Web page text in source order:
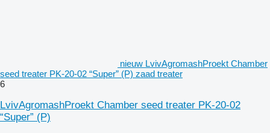
nieuw LvivAgromashProekt Chamber
seed treater PK-20-02 “Super” (P) zaad treater
6
LvivAgromashProekt Chamber seed treater PK-20-02
“Super” (P)